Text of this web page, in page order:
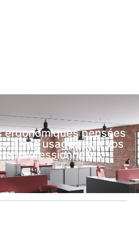
ergonomiques pensées
à vos usages et à vos
professionnelles